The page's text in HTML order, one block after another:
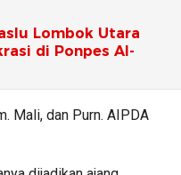
Lombok Utara
di Ponpes Al-
Mali, dan Purn. AIPDA